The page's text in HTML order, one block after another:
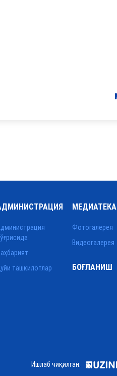
ташкилотлар
МЕДИАТЕКА
Фотогалерея
Видеогалерея
БОҒЛАНИШ
Ишлаб чиқилган: